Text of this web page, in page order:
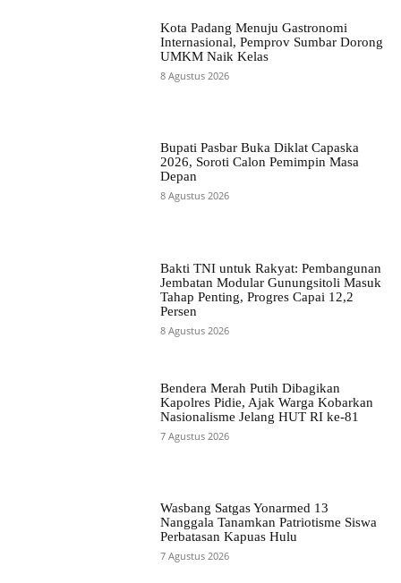
Kota Padang Menuju Gastronomi
Internasional, Pemprov Sumbar Dorong
UMKM Naik Kelas
8 Agustus 2026
Bupati Pasbar Buka Diklat Capaska
2026, Soroti Calon Pemimpin Masa
Depan
8 Agustus 2026
Bakti TNI untuk Rakyat: Pembangunan
Jembatan Modular Gunungsitoli Masuk
Tahap Penting, Progres Capai 12,2
Persen
8 Agustus 2026
Bendera Merah Putih Dibagikan
Kapolres Pidie, Ajak Warga Kobarkan
Nasionalisme Jelang HUT RI ke-81
7 Agustus 2026
Wasbang Satgas Yonarmed 13
Nanggala Tanamkan Patriotisme Siswa
Perbatasan Kapuas Hulu
7 Agustus 2026